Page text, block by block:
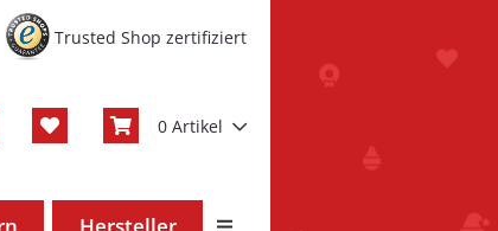
Trusted Shop zertifiziert
0 Artikel